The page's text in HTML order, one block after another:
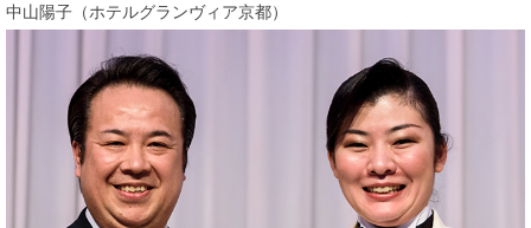
中山陽子（ホテルグランヴィア京都）